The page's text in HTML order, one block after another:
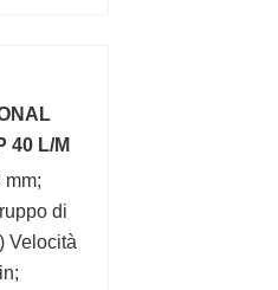
40 L/M
mm;
di
Velocità